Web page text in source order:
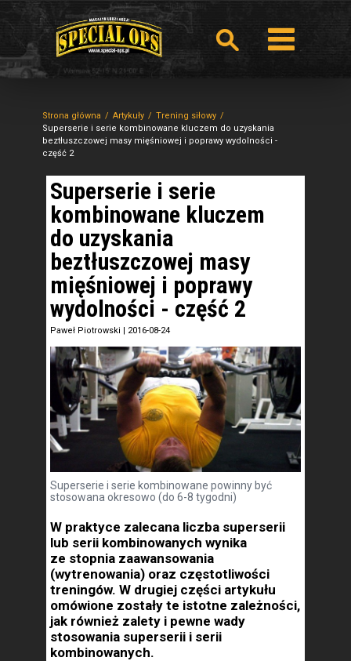
Strona główna Artykuły
Trening siłowy
Superserie i serie kombinowane kluczem do uzyskania
beztłuszczowej masy mięśniowej i poprawy wydolności -
część 2
Superserie i serie
kombinowane kluczem
do uzyskania
beztłuszczowej masy
mięśniowej i poprawy
wydolności - część 2
Paweł Piotrowski | 2016-08-24
Superserie i serie kombinowane powinny być
stosowana okresowo (do 6-8 tygodni)
W praktyce zalecana liczba superserii
lub serii kombinowanych wynika
ze stopnia zaawansowania
(wytrenowania) oraz częstotliwości
treningów. W drugiej części artykułu
omówione zostały te istotne zależności,
jak również zalety i pewne wady
stosowania superserii i serii
kombinowanych.